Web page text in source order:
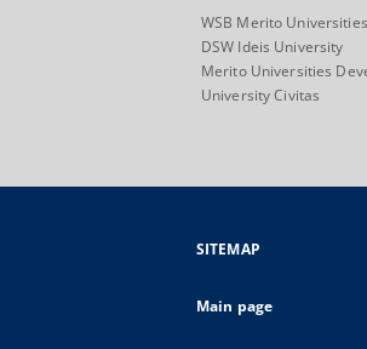
WSB Merito Universities
DSW Ideis University
Merito Universities
University Civitas
SITEMAP
Main page